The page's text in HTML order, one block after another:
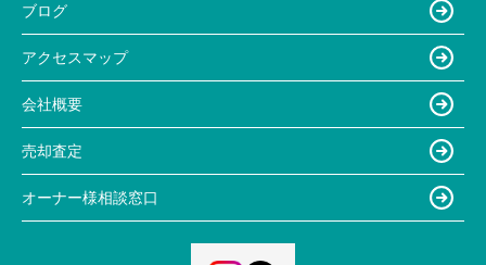
ブログ
アクセスマップ
会社概要
売却査定
オーナー様相談窓口